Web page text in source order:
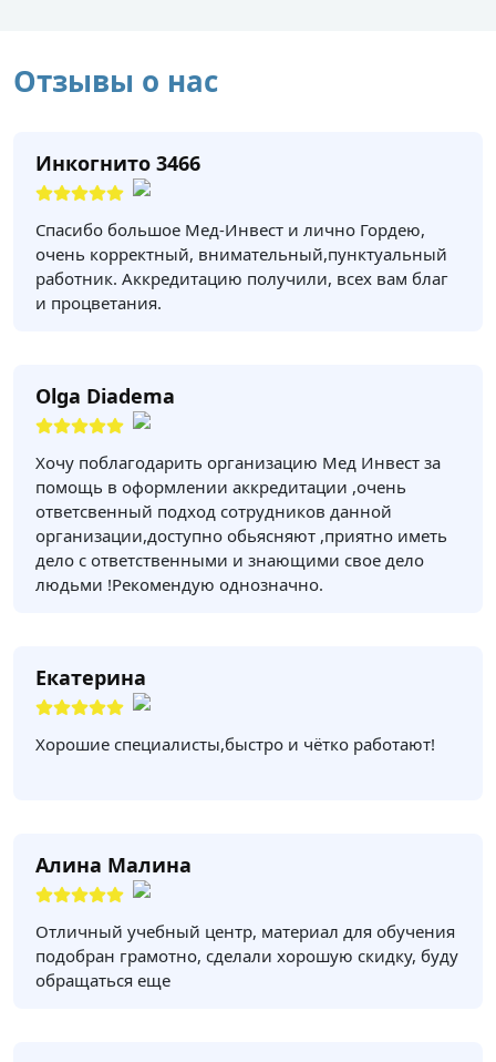
Отзывы о нас
Инкогнито 3466
Спасибо большое Мед-Инвест и лично Гордею,
очень корректный, внимательный,пунктуальный
работник. Аккредитацию получили, всех вам благ
и процветания.
Olga Diadema
Хочу поблагодарить организацию Мед Инвест за
помощь в оформлении аккредитации ,очень
ответсвенный подход сотрудников данной
организации,доступно обьясняют ,приятно иметь
дело с ответственными и знающими свое дело
людьми !Рекомендую однозначно.
Екатерина
Хорошие специалисты,быстро и чётко работают!
Алина Малина
Отличный учебный центр, материал для обучения
подобран грамотно, сделали хорошую скидку, буду
обращаться еще